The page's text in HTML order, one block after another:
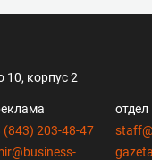
10, корпус 2
(843) 203-48-47
отдел